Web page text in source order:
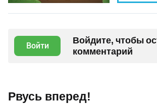
Войти
Войдите, чтобы
комментарий
Рвусь вперед!